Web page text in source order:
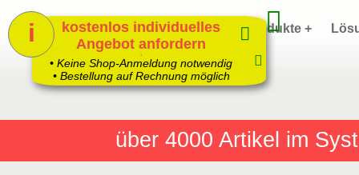
über 4000 Artikel im
Home Produkte +
kostenlos individuelles
Angebot anfordern
1
• Keine Shop-Anmeldung notwendig
• Bestellung auf Rechnung möglich
i